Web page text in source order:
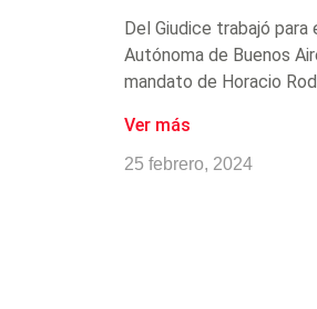
Del Giudice trabajó para
Autónoma de Buenos
mandato de Horacio
Ver más
25 febrero, 2024